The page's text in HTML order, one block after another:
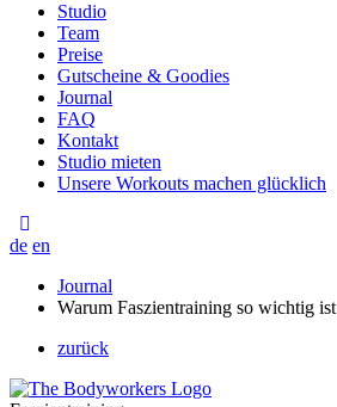
Studio
Team
Preise
Gutscheine & Goodies
Journal
FAQ
Kontakt
Studio mieten
Unsere Workouts machen glücklich
de en
Journal
Warum Faszientraining so wichtig ist
zurück